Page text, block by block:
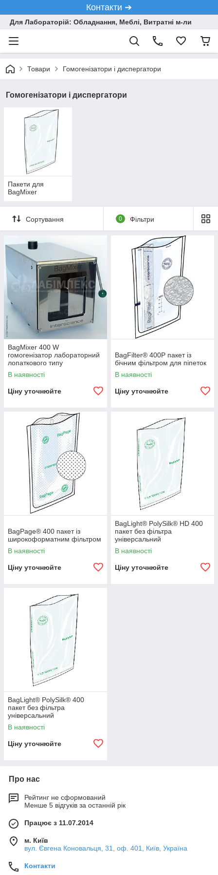
Контакти ➔
Для Лабораторій: Обладнання, Меблі, Витратні м-ли
Товари Гомогенізатори і диспергатори
Гомогенізатори і диспергатори
Пакети для
BagMixer
Сортування 0 Фільтри
BagMixer 400 W
гомогенізатор лабораторний
лопаткового типу
В наявності
Ціну уточнюйте
BagFilter® 400P пакет із
бічним фільтром для піпеток
В наявності
Ціну уточнюйте
BagPage® 400 пакет із
широкоформатним фільтром
В наявності
Ціну уточнюйте
BagLight® PolySilk® HD 400
пакет без фільтра
універсальний
В наявності
Ціну уточнюйте
BagLight® PolySilk® 400
пакет без фільтра
універсальний
В наявності
Ціну уточнюйте
Про нас
Рейтинг не сформований
Менше 5 відгуків за останній рік
Працює з 11.07.2014
м. Київ
вул. Євгена Коновальця, 31, оф. 401, Київ, Україна
Контакти